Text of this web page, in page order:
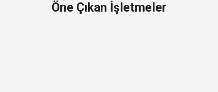
Öne Çıkan İşletmeler